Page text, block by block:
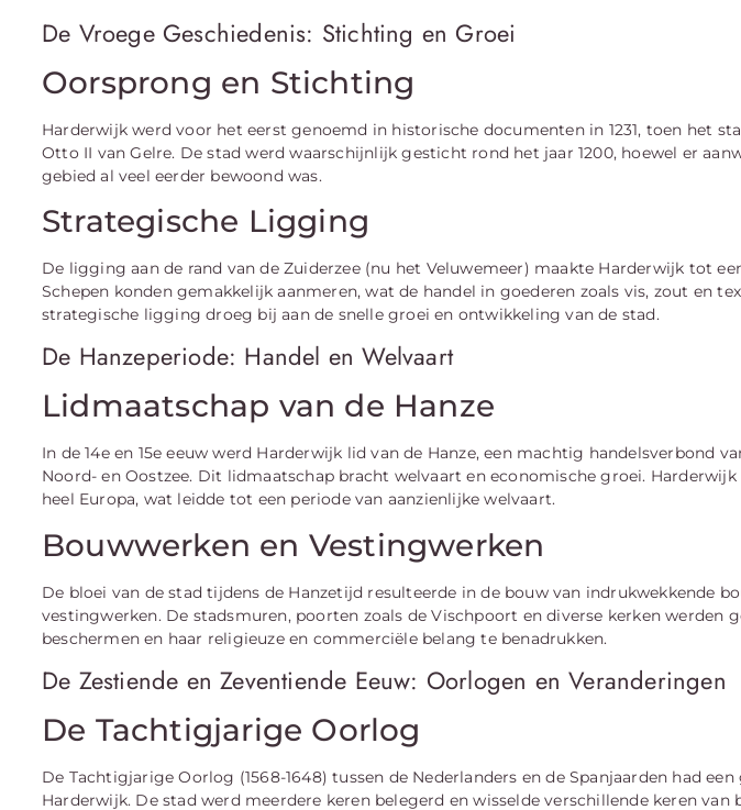
De Vroege Geschiedenis: Stichting en Groei
Oorsprong en Stichting
Harderwijk werd voor het eerst genoemd in historische documenten in 1231, toen het
Otto II van Gelre. De stad werd waarschijnlijk gesticht rond het jaar 1200, hoewel er
gebied al veel eerder bewoond was.
Strategische Ligging
De ligging aan de rand van de Zuiderzee (nu het Veluwemeer) maakte Harderwijk tot
Schepen konden gemakkelijk aanmeren, wat de handel in goederen zoals vis, zout en
strategische ligging droeg bij aan de snelle groei en ontwikkeling van de stad.
De Hanzeperiode: Handel en Welvaart
Lidmaatschap van de Hanze
In de 14e en 15e eeuw werd Harderwijk lid van de Hanze, een machtig handelsverbond
Noord- en Oostzee. Dit lidmaatschap bracht welvaart en economische groei.
heel Europa, wat leidde tot een periode van aanzienlijke welvaart.
Bouwwerken en Vestingwerken
De bloei van de stad tijdens de Hanzetijd resulteerde in de bouw van indrukwekkende
vestingwerken. De stadsmuren, poorten zoals de Vischpoort en diverse kerken werden
beschermen en haar religieuze en commerciële belang te benadrukken.
De Zestiende en Zeventiende Eeuw: Oorlogen en Veranderingen
De Tachtigjarige Oorlog
De Tachtigjarige Oorlog (1568-1648) tussen de Nederlanders en de Spanjaarden had
Harderwijk. De stad werd meerdere keren belegerd en wisselde verschillende keren van